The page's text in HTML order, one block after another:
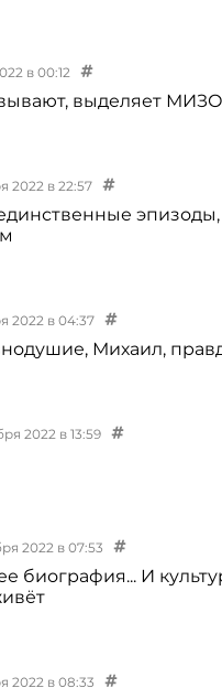
в 00:12
выделяет
2022 в 22:57
эпизоды,
2022 в 04:37
Михаил,
2022 в 13:59
2022 в 07:53
биография... И
2022 в 08:33